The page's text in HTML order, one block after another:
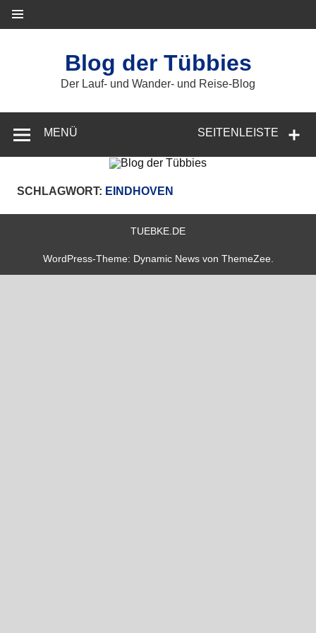
Inhalt
springen
Blog der Tübbies
Der Lauf- und Wander- und Reise-Blog
SEITENLEISTE
MENÜ
SCHLAGWORT: EINDHOVEN
TUEBKE.DE
WordPress-Theme: Dynamic News von ThemeZee.